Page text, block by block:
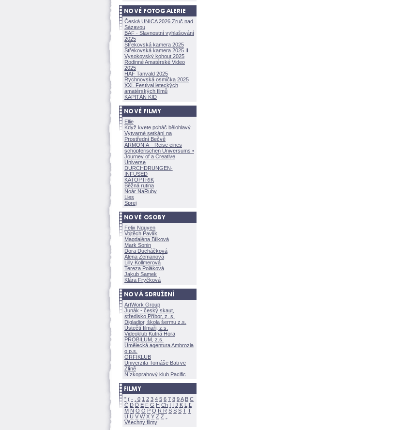
Česká UNICA 2026 Zruč nad
Sázavou
BAF - Slavnostní vyhlašování
2025
Střekovská kamera 2025
Střekovská kamera 2025 II
Vysokovský kohout 2025
Rodinné Amatérské Video
2025
HAF Tanvald 2025
Rychnovská osmička 2025
XXI. Festival leteckých
amatérských filmů
KAPITÁN KID
Ellie
Když kvete pcháč bělohlavý
Výtvarné setkání na
Prostřední Bečvě
ARMONÍA – Reise eines
schöpferischen Universums •
Journey of a Creative
Universe
DURCHDRUNGEN·
INFUSED
KATOPTRIK
Běžná rutina
Noár NaRuby
Lies
Sprej
Felix Nguyen
Vojtěch Pavlík
Magdaléna Bílkov
Mark Sonin
Dora Ducháčkov
Alena Zemanov
Lilly Kollmerov
Tereza Polákov
Jakub Samek
Klára Fryčkov
ArtWork Group
Junák - český skaut,
středisko Příbor, z. s.
Digladior, škola šermu z.s.
Ústečtí filmaři, z.s.
Videoklub Kutná Hora
PROBILUM, z.s.
Umělecká agentura Ambrozia
o.p.s.
ORFIKLUB
Univerzita Tomáše Bati ve
Zlíně
Nízkoprahový klub Pacific
" ( - 0 1 2 3 4 5 6 7 8 9A B C
Č D Ď E F G H Ch I Í J K L
Ľ
M N O Ó P Q R Ř S Ś T Ť
U Ú V W X Y Z
Všechny filmy